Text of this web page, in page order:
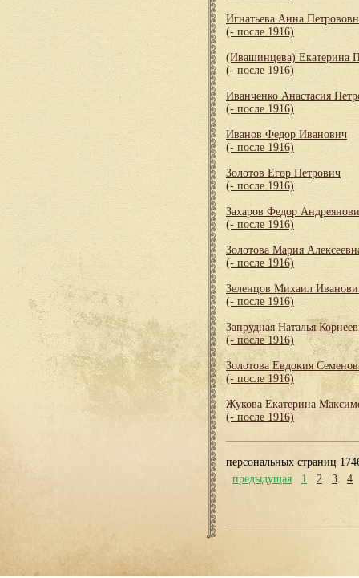
Игнатьева Анна
(- после 1916)
(Ивашинцева) Екатерина
(- после 1916)
Иванченко Анастасия
(- после 1916)
Иванов Федор Иванович
(- после 1916)
Золотов Егор Петрович
(- после 1916)
Захаров Федор
(- после 1916)
Золотова Мария
(- после 1916)
Зеленцов Михаил
(- после 1916)
Запрудная Наталья
(- после 1916)
Золотова Евдокия
(- после 1916)
Жукова Екатерина
(- после 1916)
персональных страниц
предыдущая
1 2 3 4